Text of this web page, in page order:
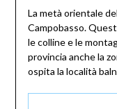
La metà orientale
Campobasso.
le colline e le
provincia anche la
ospita la località